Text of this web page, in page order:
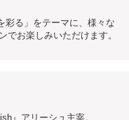
彩る」をテーマに、様々な
でお楽しみいただけます。
』アリーシュ主宰。